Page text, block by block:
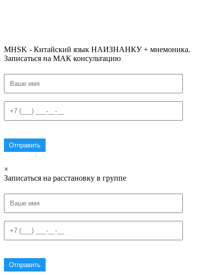
MHSK - Китайский язык НАИЗНАНКУ + мнемоника.
Записаться на МАК консультацию
×
Записаться на расстановку в группе